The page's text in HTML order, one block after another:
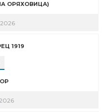
ОРЯХОВИЦА)
1919